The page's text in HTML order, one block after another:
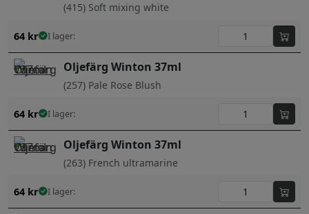
(415) Soft mixing white
64 kr I lager:
Oljefärg Winton 37ml
(257) Pale Rose Blush
64 kr I lager:
Oljefärg Winton 37ml
(263) French ultramarine
64 kr I lager: